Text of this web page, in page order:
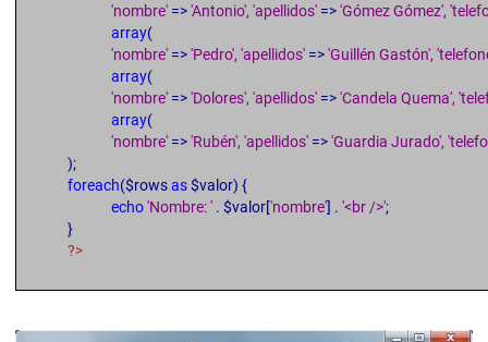
'nombre' =>'Antonio', 'apellidos' =>'Gómez Gómez',
array(
'nombre' =>'Pedro', 'apellidos' =>'Guillén Gastón',
array(
'nombre' =>'Dolores', 'apellidos'=>'Candela Quema',
array(
'nombre' =>'Rubén', 'apellidos' =>'Guardia Jurado',
);
foreach($rowsas$valor) {
echo'Nombre: '. $valor['nombre'] . '<br />';
}
?>